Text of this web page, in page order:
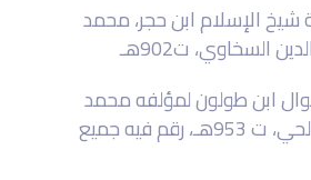
شيخ الإسلام ابن حجر، محمد
السخاوي، ت902هـ
ابن طولون لمؤلفه محمد
بن علي بن طولون الصالحي، ت 953هـ، رقم فيه جميع